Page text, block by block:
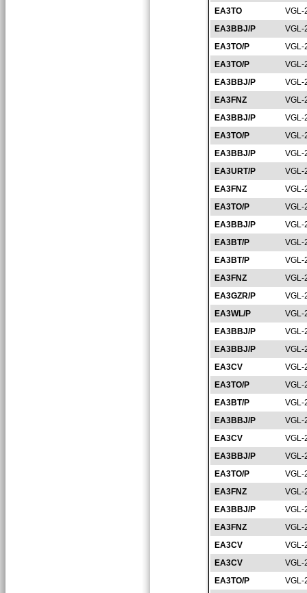
EA3TO
VGL-
EA3BBJ/P
VGL-
EA3TO/P
VGL-
EA3TO/P
VGL-
EA3BBJ/P
VGL-
EA3FNZ
VGL-
EA3BBJ/P
VGL-
EA3TO/P
VGL-
EA3BBJ/P
VGL-
EA3URT/P
VGL-
EA3FNZ
VGL-
EA3TO/P
VGL-
EA3BBJ/P
VGL-
EA3BT/P
VGL-
EA3BT/P
VGL-
EA3FNZ
VGL-
EA3GZR/P
VGL-
EA3WL/P
VGL-
EA3BBJ/P
VGL-
EA3BBJ/P
VGL-
EA3CV
VGL-
EA3TO/P
VGL-
EA3BT/P
VGL-
EA3BBJ/P
VGL-
EA3CV
VGL-
EA3BBJ/P
VGL-
EA3TO/P
VGL-
EA3FNZ
VGL-
EA3BBJ/P
VGL-
EA3FNZ
VGL-
EA3CV
VGL-
EA3CV
VGL-
EA3TO/P
VGL-